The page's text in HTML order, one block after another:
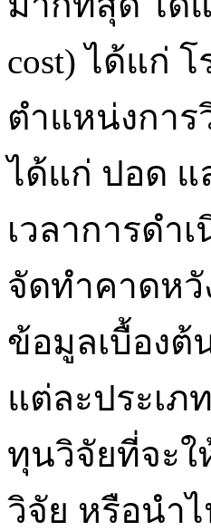
cost) ได้แก่
ตำแหน่งการ
ได้แก่ ปอด แ
เวลาการดำ
จัดทำคาดหวั
ข้อมูลเบื้องต้
แต่ละประเภ
ทุนวิจัยที่จะใ
วิจัย หรือนำ